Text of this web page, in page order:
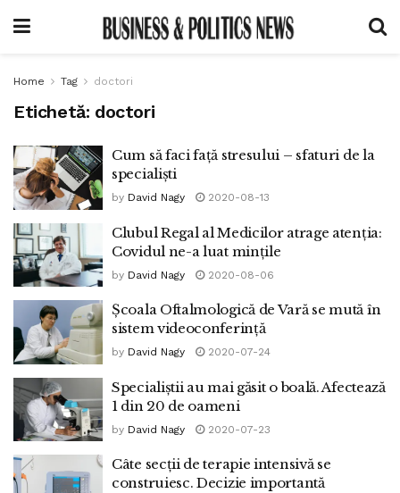
Home Tag doctori
Etichetă: doctori
Cum să faci față stresului – sfaturi de la
specialiști
by David Nagy 2020-08-13
Clubul Regal al Medicilor atrage atenția:
Covidul ne-a luat mințile
by David Nagy 2020-08-06
Școala Oftalmologică de Vară se mută în
sistem videoconferință
by David Nagy 2020-07-24
Specialiștii au mai găsit o boală. Afectează
1 din 20 de oameni
by David Nagy 2020-07-23
Câte secții de terapie intensivă se
construiesc. Decizie importantă